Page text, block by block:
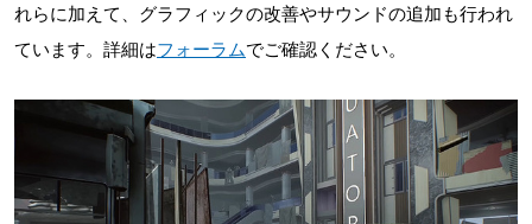
れらに加えて、グラフィックの改善やサウンドの追加も行われ
ています。詳細はフォーラムでご確認ください。